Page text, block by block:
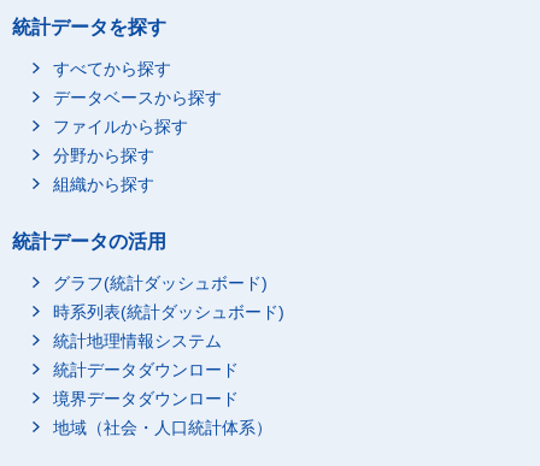
統計データを探す
すべてから探す
データベースから探す
ファイルから探す
分野から探す
組織から探す
統計データの活用
グラフ(統計ダッシュボード)
時系列表(統計ダッシュボード)
統計地理情報システム
統計データダウンロード
境界データダウンロード
地域（社会・人口統計体系）